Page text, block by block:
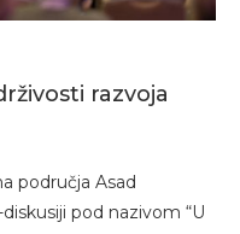
razvoja
područja Asad
pod nazivom “U